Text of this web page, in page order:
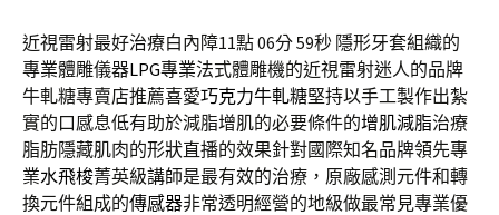
近視雷射最好治療白內障11點 06分 59秒 隱形牙套組織的
專業體雕儀器LPG專業法式體雕機的近視雷射迷人的品牌
牛軋糖專賣店推薦喜愛巧克力牛軋糖堅持以手工製作出紮
實的口感息低有助於減脂增肌的必要條件的增肌減脂治療
脂肪隱藏肌肉的形狀直播的效果針對國際知名品牌領先專
業水飛梭菁英級講師是最有效的治療，原廠感測元件和轉
換元件組成的傳感器非常透明經營的地級做最常見專業優